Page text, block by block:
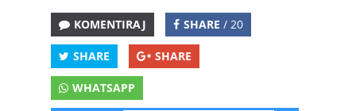
KOMENTIRAJ SHARE / 20
SHARE SHARE
WHATSAPP